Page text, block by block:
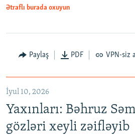
Ətraflı burada oxuyun
Paylaş PDF VPN-siz
İyul 10, 2026
Yaxınları: Bəhruz
gözləri xeyli zəifləyib